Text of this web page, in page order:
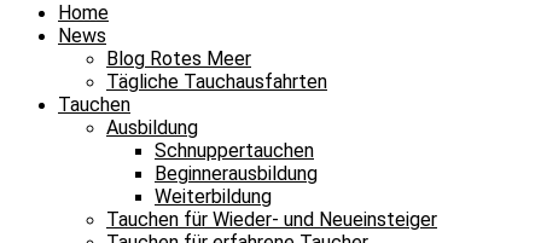
Home
News
Blog Rotes Meer
Tägliche Tauchausfahrten
Tauchen
Ausbildung
Schnuppertauchen
Beginnerausbildung
Weiterbildung
Tauchen für Wieder- und Neueinsteiger